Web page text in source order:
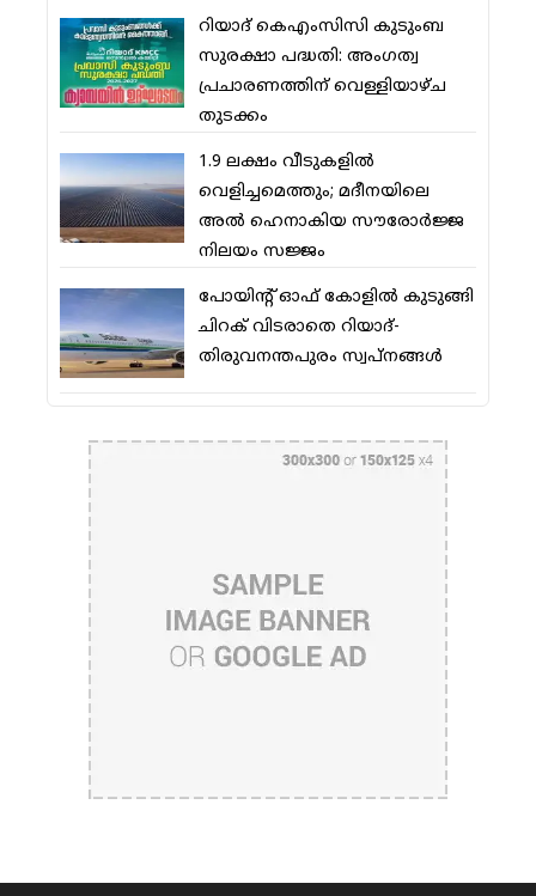
റിയാദ് കെഎംസിസി കുടുംബ
സുരക്ഷാ പദ്ധതി: അംഗത്വ
പ്രചാരണത്തിന് വെള്ളിയാഴ്ച
തുടക്കം
1.9 ലക്ഷം വീടുകളില്‍
വെളിച്ചമെത്തും; മദീനയിലെ
അല്‍ ഹെനാകിയ സൗരോര്‍ജ്ജ
നിലയം സജ്ജം
പോയിന്റ് ഓഫ് കോളില്‍ കുടുങ്ങി
ചിറക് വിടരാതെ റിയാദ്-
തിരുവനന്തപുരം സ്വപ്നങ്ങള്‍